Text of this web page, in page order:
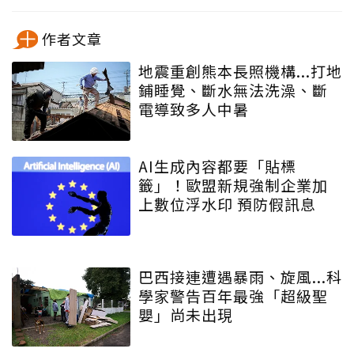
作者文章
地震重創熊本長照機構...打地
鋪睡覺、斷水無法洗澡、斷
電導致多人中暑
AI生成內容都要「貼標
籤」！歐盟新規強制企業加
上數位浮水印 預防假訊息
巴西接連遭遇暴雨、旋風...科
學家警告百年最強「超級聖
嬰」尚未出現